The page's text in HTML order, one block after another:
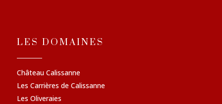
LES DOMAINES
Château Calissanne
Les Carrières de Calissanne
Les Oliveraies